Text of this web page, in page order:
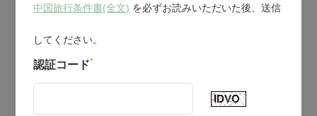
中国旅行条件書(全文) を必ずお読みいただいた後、送信
してください。
認証コード*